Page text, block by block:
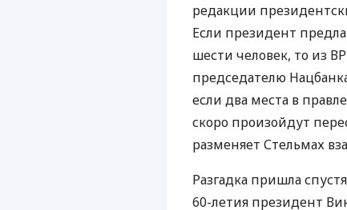
редакции
Если президент
шести человек, то из
председателю
если два места в
скоро произойдут
разменяет Стельмах
Разгадка пришла
60-летия президент